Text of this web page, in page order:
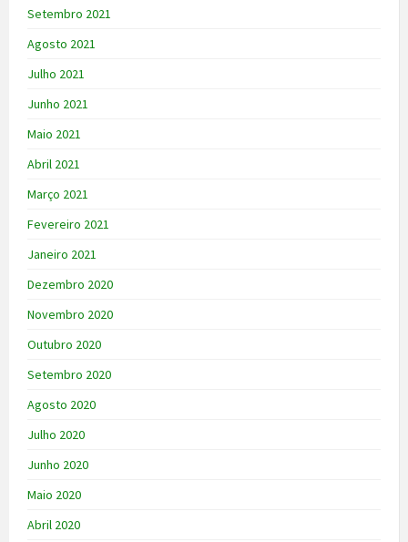
Setembro 2021
Agosto 2021
Julho 2021
Junho 2021
Maio 2021
Abril 2021
Março 2021
Fevereiro 2021
Janeiro 2021
Dezembro 2020
Novembro 2020
Outubro 2020
Setembro 2020
Agosto 2020
Julho 2020
Junho 2020
Maio 2020
Abril 2020